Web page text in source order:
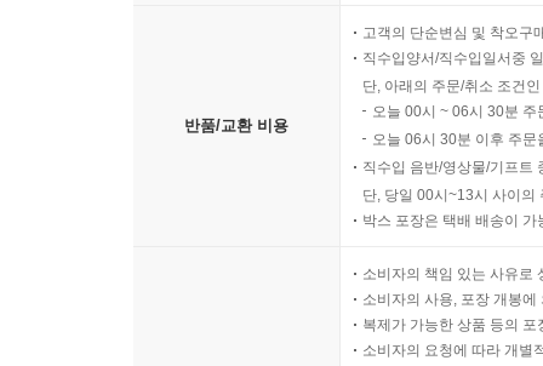
반품/교환 비용
고객의 단순변심 및 착오구
직수입양서/직수입일서중
단, 아래의 주문/취소 조건
오늘 00시 ~ 06시 30분
오늘 06시 30분 이후 주
직수입 음반/영상물/기프트
단, 당일 00시~13시 사이의
박스 포장은 택배 배송이
소비자의 책임 있는 사유로
소비자의 사용, 포장 개봉
복제가 가능한 상품 등의
소비자의 요청에 따라 개별